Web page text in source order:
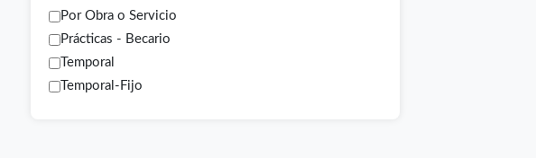
Por Obra o Servicio
Prácticas - Becario
Temporal
Temporal-Fijo